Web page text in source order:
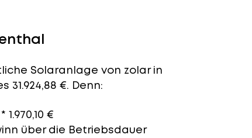
Solaranlage von zolar in
€. Denn:
€
über die Betriebsdauer